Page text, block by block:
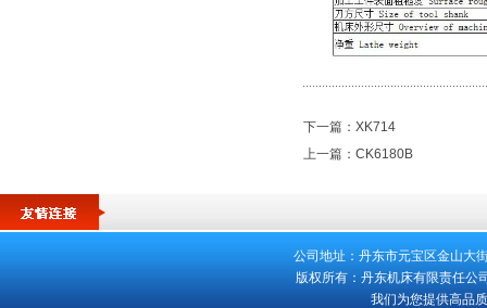
下一篇： XK714
上一篇： CK6180B
公司地址：丹东市元宝区金山大
版权所有：丹东机床有限责任
我们为您提供高品